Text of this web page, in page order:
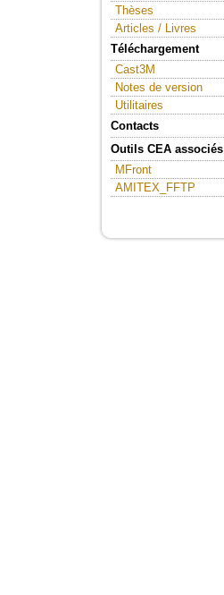
Thèses
Articles / Livres
Téléchargement
Cast3M
Notes de version
Utilitaires
Contacts
Outils CEA associés
MFront
AMITEX_FFTP